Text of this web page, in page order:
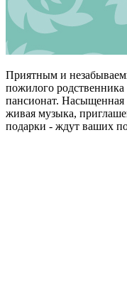
Приятным и
пожилого
пансионат. Насыщенная
живая музыка,
подарки - ждут ваших